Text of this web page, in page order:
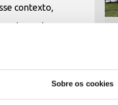
Sobre os cookies
contexto,
restam
da Província de
algumas
– transmitida ao
e estudantes